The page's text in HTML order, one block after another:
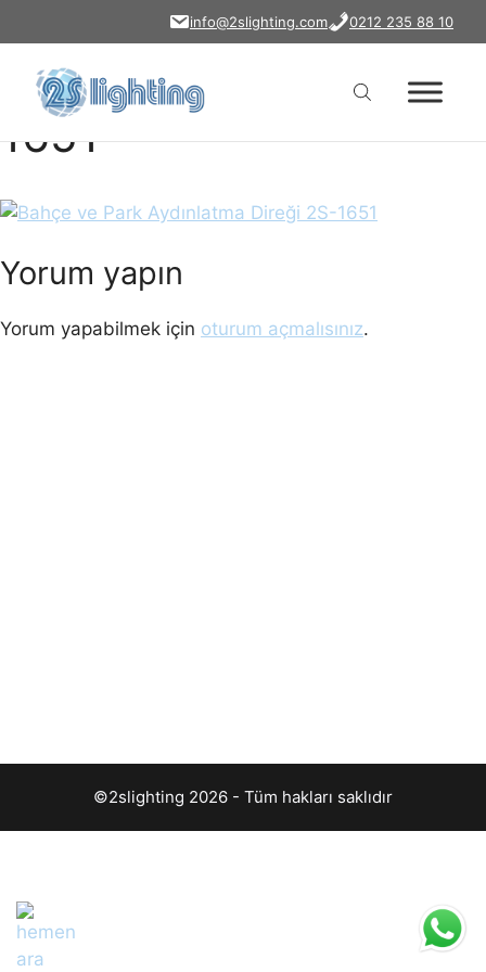
atla
info@2slighting.com 0212 235 88 10
bahce-ve-park-
aydinlatma-diregi-2s-
1651
Yorum yapın
Yorum yapabilmek için oturum açmalısınız.
©2slighting 2026 - Tüm hakları saklıdır